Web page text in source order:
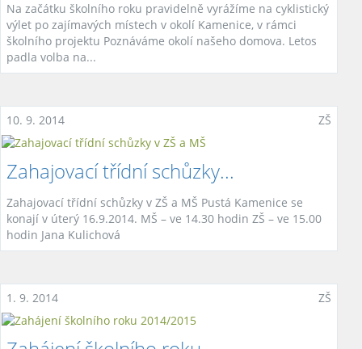
Na začátku školního roku pravidelně vyrážíme na cyklistický
výlet po zajímavých místech v okolí Kamenice, v rámci
školního projektu Poznáváme okolí našeho domova. Letos
padla volba na...
10. 9. 2014 ZŠ
Zahajovací třídní schůzky...
Zahajovací třídní schůzky v ZŠ a MŠ Pustá Kamenice se
konají v úterý 16.9.2014. MŠ – ve 14.30 hodin ZŠ – ve 15.00
hodin Jana Kulichová
1. 9. 2014 ZŠ